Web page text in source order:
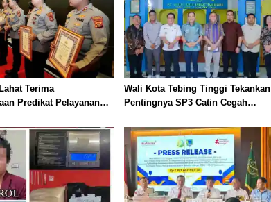
Terima
Predikat Pelayanan
Wali Kota Tebing Tinggi Tekankan
Pentingnya SP3 Catin Cegah